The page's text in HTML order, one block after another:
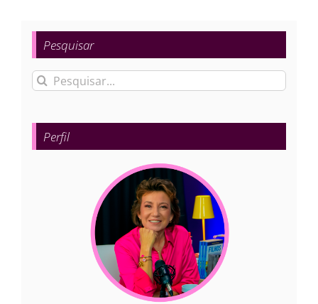
Pesquisar
Buscar
para:
Perfil